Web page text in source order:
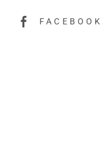
FACEBOOK